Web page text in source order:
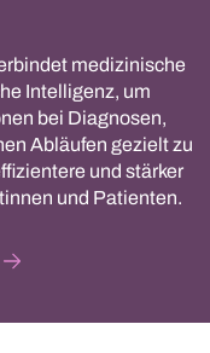
medizinische
Intelligenz, um
bei Diagnosen,
Abläufen gezielt zu
und stärker
und Patienten.